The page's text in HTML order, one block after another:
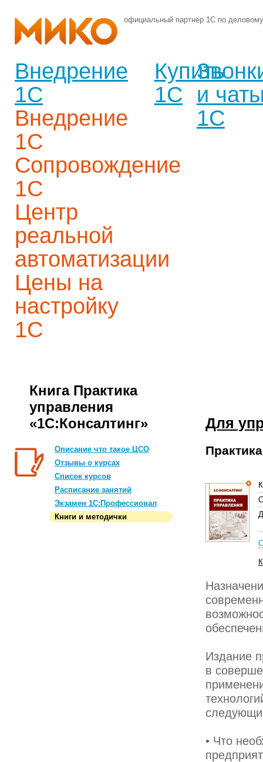
официальный партнёр 1С по
Внедрение
1С
Внедрение
1С
Сопровождение
1С
Центр
реальной
автоматизации
Цены на
настройку
1С
Купить
1С
и
1С
Книга Практика
управления
«1С:Консалтинг»
Описание что такое ЦСО
Отзывы о курсах
Список курсов
Расписание занятий
Экзамен 1С:Профессионал
Книги и методички
Для
Издание
в
• Что